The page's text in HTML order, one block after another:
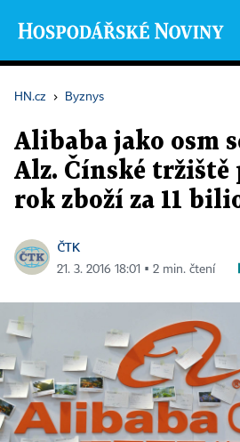
HN.cz › Byznys
Alibaba jako osm
Alz. Čínské tržiště
rok zboží za 11
ČTK
21. 3. 2016 18:01 ▪ 2 min. čtení